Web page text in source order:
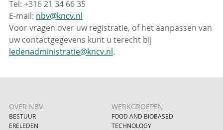
Tel: +316 21 34 66 35
E-mail: nbv@kncv.nl
Voor vragen over uw registratie, of het aanpassen van
uw contactgegevens kunt u terecht bij
ledenadministratie@kncv.nl.
OVER NBV
BESTUUR
ERELEDEN
WERKGROEPEN
FOOD AND BIOBASED
TECHNOLOGY